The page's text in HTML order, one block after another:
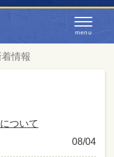
情報
ついて
08/04